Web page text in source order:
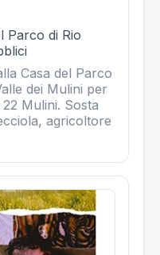
Parco di Rio
Casa del Parco
dei Mulini per
Mulini. Sosta
agricoltore